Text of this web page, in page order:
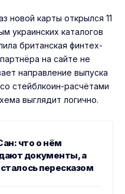
новой карты открылся 11
украинских каталогов
британская финтех-
на сайте не
направление выпуска
стейблкоин-расчётами
выглядит логично.
что о нём
документы, а
пересказом